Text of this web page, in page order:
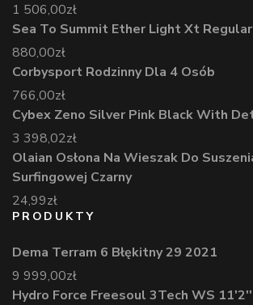
1 506,00zł
Sea To Summit Ether Light Xt
880,00zł
Corbysport Rodzinny Dla 4 Osób
766,00zł
Cybex Zeno Silver Pink Black With
3 398,02zł
Olaian Osłona Na Wieszak Do
Surfingowej Czarny
24,99zł
PRODUKTY
Dema Terram 6 Błękitny 29 2021
9 999,00zł
Hydro Force Freesoul 3Tech WS 11'2''